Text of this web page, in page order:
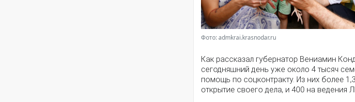
Фото: admkrai.krasnodar.ru
Как рассказал губернатор Вениамин
сегодняшний день уже около 4 тысяч
помощь по соцконтракту. Из них более
открытие своего дела, и 400 на ведения